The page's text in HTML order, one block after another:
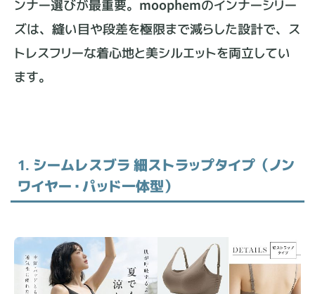
ンナー選びが最重要。moophemのインナーシリー
ズは、縫い目や段差を極限まで減らした設計で、ス
トレスフリーな着心地と美シルエットを両立してい
ます。
1. シームレスブラ 細ストラップタイプ（ノン
ワイヤー・パッド一体型）